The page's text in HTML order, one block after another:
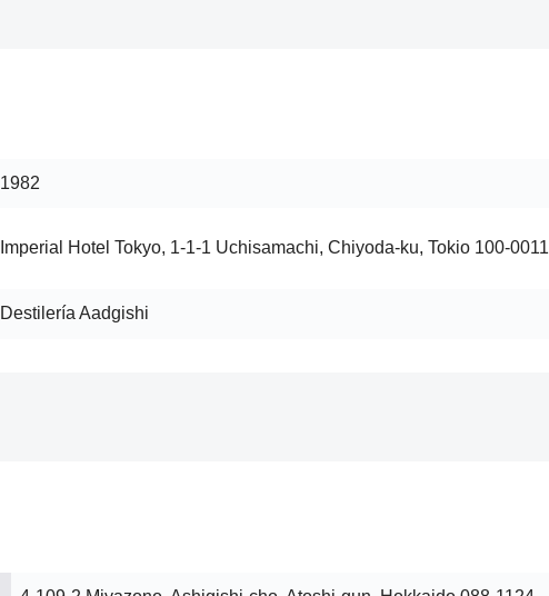
1982
Imperial Hotel Tokyo, 1-1-1 Uchisamachi, Chiyoda-ku, Tokio 100-0011
Destilería Aadgishi